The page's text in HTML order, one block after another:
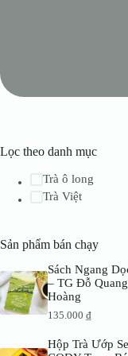
Lọc theo danh mục
Trà ô long
Trà Việt
Sản phẩm bán chạy
Sách Ngang
– TG Đỗ
Hoàng
135.000₫
Hộp Trà Ướp